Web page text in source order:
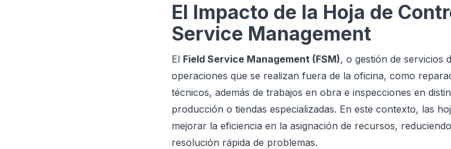
El Impacto de la Hoja de
Service Management
El Field Service Management (FSM), o gestión de servicios
operaciones que se realizan fuera de la oficina, como
técnicos, además de trabajos en obra e inspecciones en
producción o tiendas especializadas. En este contexto, las
mejorar la eficiencia en la asignación de recursos,
resolución rápida de problemas.